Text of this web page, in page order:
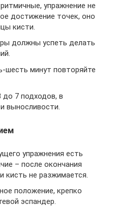
упражнение не
достижение точек, оно
кисти.
должны успеть делать
шесть минут повторяйте
7 подходов, в
выносливости.
упражнения есть
– после окончания
кисть не разжимается.
положение, крепко
эспандер.